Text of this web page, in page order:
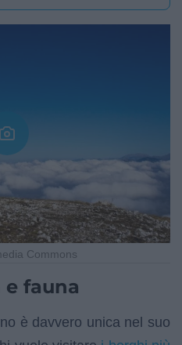
Commons
e fauna
è davvero unica nel suo